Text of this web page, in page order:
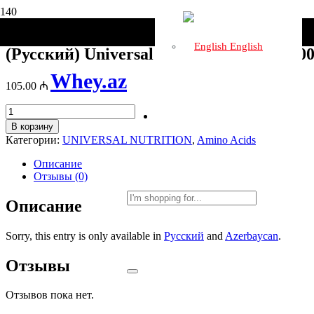
Whey.az
English
UNIVERSAL NUTRITION
(Русский) Universal Nutrition Amino 2700
105.00 ₼
Количество
товара
(Русский)
Universal
Nutrition
Amino
В корзину
Категории: UNIVERSAL NUTRITION, Amino Acids
Описание
Отзывы (0)
Описание
Sorry, this entry is only available in Русский and Azerbaycan.
Отзывы
Отзывов пока нет.